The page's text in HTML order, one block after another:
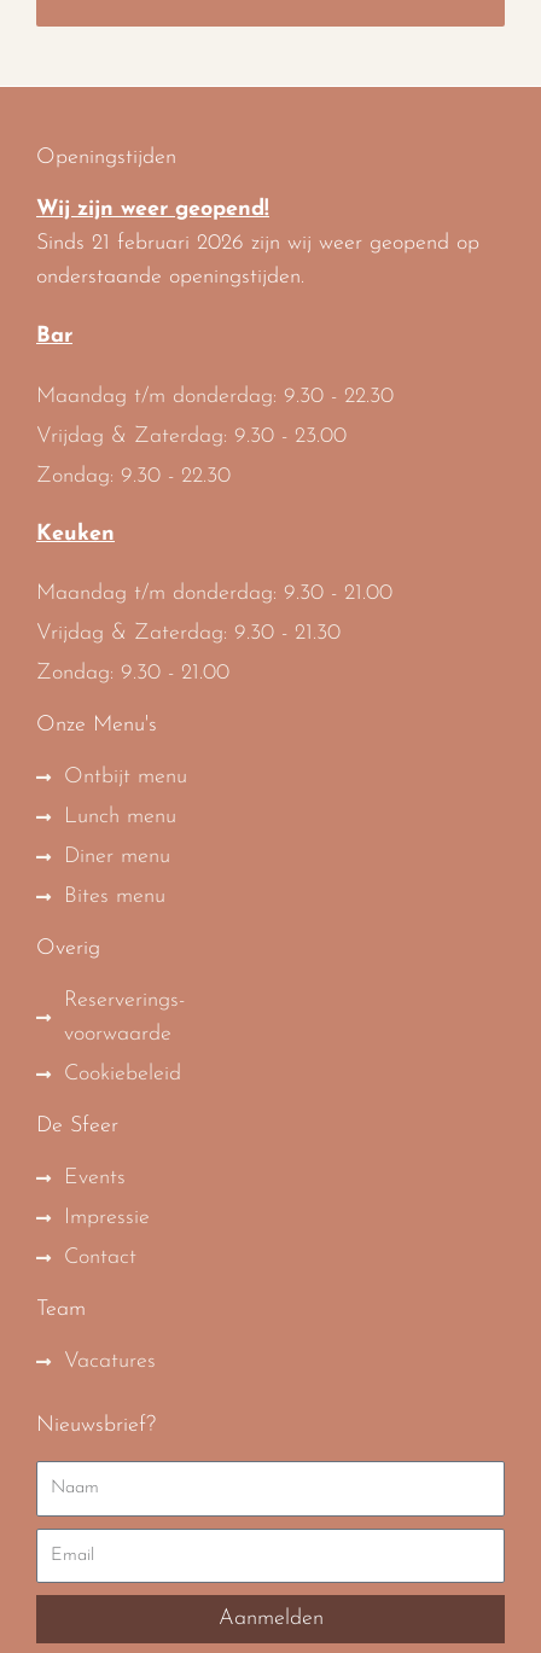
Openingstijden
Wij zijn weer geopend!
Sinds 21 februari 2026 zijn wij weer geopend op
onderstaande openingstijden.
Bar
Maandag t/m donderdag: 9.30 - 22.30
Vrijdag & Zaterdag: 9.30 - 23.00
Zondag: 9.30 - 22.30
Keuken
Maandag t/m donderdag: 9.30 - 21.00
Vrijdag & Zaterdag: 9.30 - 21.30
Zondag: 9.30 - 21.00
Onze Menu's
Ontbijt menu
Lunch menu
Diner menu
Bites menu
Overig
Reserverings-
voorwaarde
Cookiebeleid
De Sfeer
Events
Impressie
Contact
Team
Vacatures
Nieuwsbrief?
Naam
Email
Aanmelden